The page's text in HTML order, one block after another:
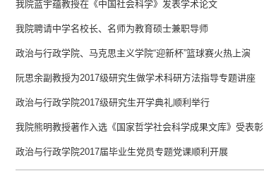
我院蓝宇蕴教授在《中国社会科学》发表学术论文
我院聘请中学名校长、名师为教育硕士兼职导师
政治与行政学院、马克思主义学院“迎新杯”篮球赛火热上演
阮思余副教授为2017级研究生做学术科研方法指导专题讲座
政治与行政学院2017级研究生开学典礼顺利举行
我院熊明教授著作入选《国家哲学社会科学成果文库》受表彰
政治与行政学院2017届毕业生党员专题党课顺利开展